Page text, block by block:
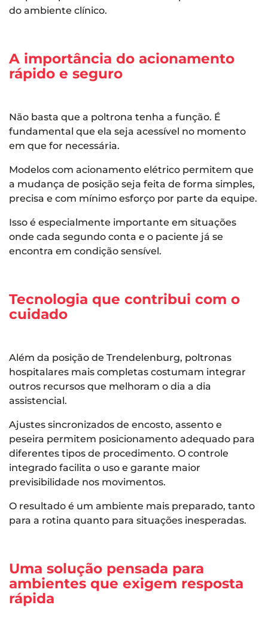
do ambiente clínico.
A importância do acionamento
rápido e seguro
Não basta que a poltrona tenha a função. É
fundamental que ela seja acessível no momento
em que for necessária.
Modelos com acionamento elétrico permitem que
a mudança de posição seja feita de forma simples,
precisa e com mínimo esforço por parte da equipe.
Isso é especialmente importante em situações
onde cada segundo conta e o paciente já se
encontra em condição sensível.
Tecnologia que contribui com o
cuidado
Além da posição de Trendelenburg, poltronas
hospitalares mais completas costumam integrar
outros recursos que melhoram o dia a dia
assistencial.
Ajustes sincronizados de encosto, assento e
peseira permitem posicionamento adequado para
diferentes tipos de procedimento. O controle
integrado facilita o uso e garante maior
previsibilidade nos movimentos.
O resultado é um ambiente mais preparado, tanto
para a rotina quanto para situações inesperadas.
Uma solução pensada para
ambientes que exigem resposta
rápida